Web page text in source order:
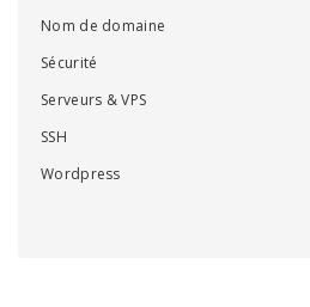
Nom de domaine
Sécurité
Serveurs & VPS
SSH
Wordpress